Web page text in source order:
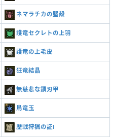
ネマラチカの堅殻
護竜セクレトの上羽
護竜の上毛皮
狂竜結晶
無慈悲な鎖刃甲
鳥竜玉
歴戦狩猟の証Ⅰ